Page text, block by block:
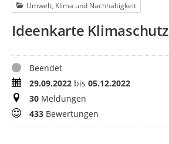
Umwelt, Klima und Nachhaltigkeit
Ideenkarte Klimaschutz
StatusBeendet
Zeitraum29.09.2022 bis 05.12.2022
Meldungen
30 Meldungen
Bewertungen
433 Bewertungen